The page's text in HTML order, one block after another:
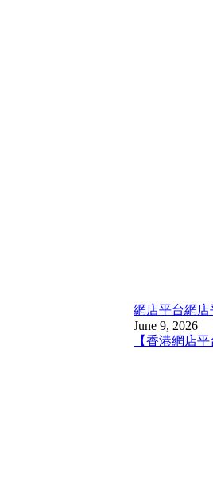
網店平台網店
June 9, 2026
【香港網店